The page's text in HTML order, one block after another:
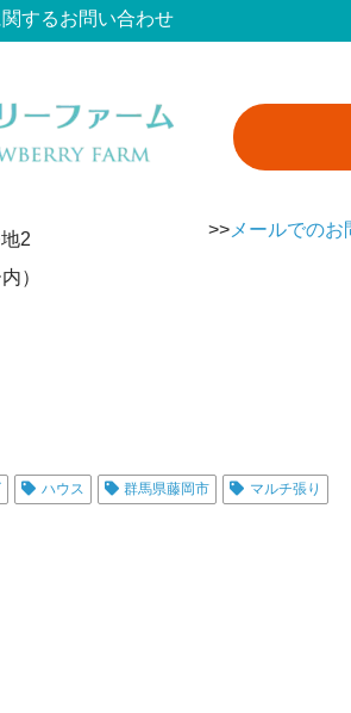
するお問い合わせ
2
）
>> メールでの
ハウス 群馬県藤岡市 マルチ張り